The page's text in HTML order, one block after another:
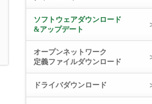
ソフトウェアダウンロード
&アップデート
オープンネットワーク
定義ファイルダウンロード
ドライバダウンロード